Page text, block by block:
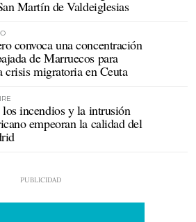
Martín de Valdeiglesias
convoca una concentración
de Marruecos para
crisis migratoria en Ceuta
incendios y la intrusión
empeoran la calidad del